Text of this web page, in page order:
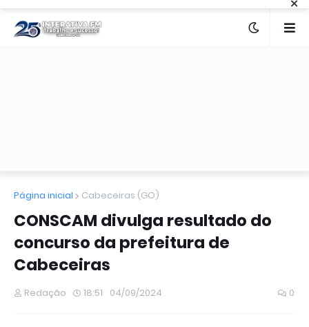
Página inicial Cabeceiras (GO)
CONSCAM divulga resultado do
concurso da prefeitura de
Cabeceiras
Redação 18:51 04/09/2024 0